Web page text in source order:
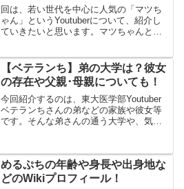
回は、若い世代を中心に人気の「マツち
ゃん」というYoutuberについて、紹介し
ていきたいと思います。マツちゃんとい
す。YoutubeだけでなくインスタやＸなど
の投稿も話題で、インフルエンサーとし
ても注目されるようになってきました。
そんなマツちゃんについていろいろと調
べてみましたので、気になる方はぜひ最
後まで読んでいってくださいね。
【ベテランち】弟の大学は？彼女
の存在や父親･母親についても！
今回紹介するのは、東大医学部Youtuber
ベテランちさんの弟などの家族や彼女等
です。そんな弟さんの通う大学や、気に
で、よかったら覗いてみて下さい！
めるぷちの年齢や身長や出身地な
どのWikiプロフィール！